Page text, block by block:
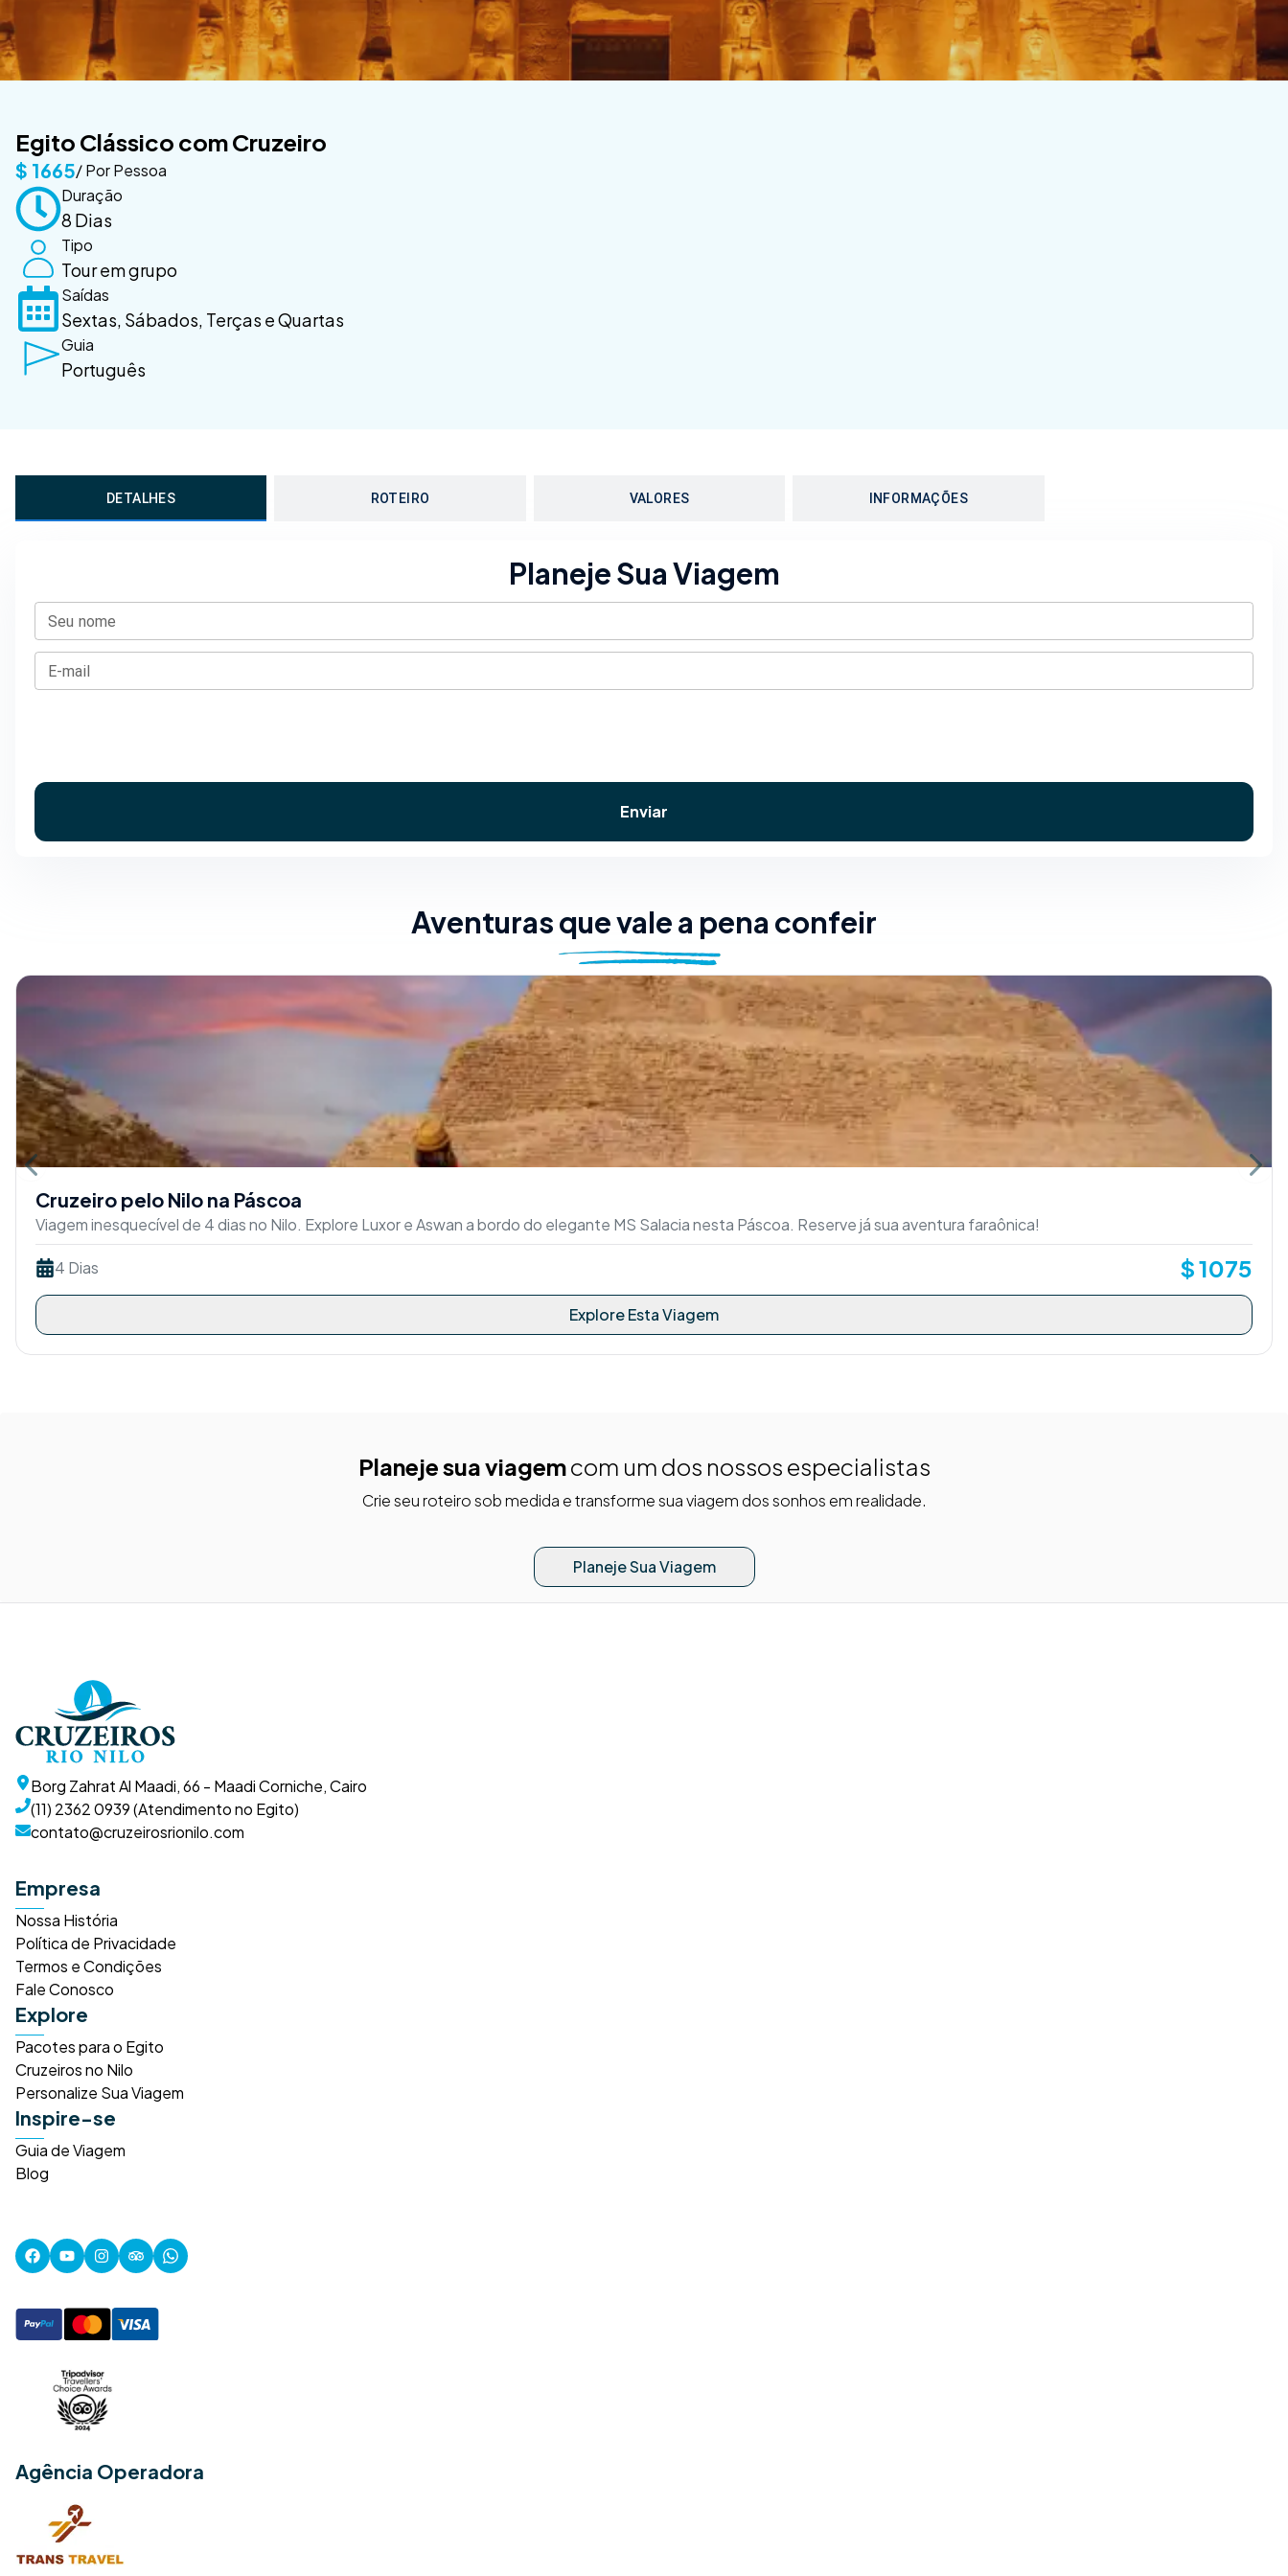
Egito Clássico com Cruzeiro
$ 1665/ Por Pessoa
Duração
8 Dias
Tipo
Tour em grupo
Saídas
Sextas, Sábados, Terças e Quartas
Guia
Português
DETALHES ROTEIRO VALORES INFORMAÇÕES
Planeje Sua Viagem
Seu nome
E-mail
Enviar
Aventuras que vale a pena confeir
Cruzeiro pelo Nilo na Páscoa
Viagem inesquecível de 4 dias no Nilo. Explore Luxor e Aswan a bordo do elegante MS Salacia nesta Páscoa. Reserve já sua aventura faraônica!
4 Dias $1075
Explore Esta Viagem
Previous slide Next
Planeje sua viagemcom um dos nossos especialistas
Crie seu roteiro sob medida e transforme sua viagem dos sonhos em realidade.
Planeje Sua Viagem
Borg Zahrat Al Maadi, 66 - Maadi Corniche, Cairo
(11) 2362 0939 (Atendimento no Egito)
contato@cruzeirosrionilo.com
Empresa
Nossa História
Política de Privacidade
Termos e Condições
Fale Conosco
Explore
Pacotes para o Egito
Cruzeiros no Nilo
Personalize Sua Viagem
Inspire-se
Guia de Viagem
Blog
Agência Operadora